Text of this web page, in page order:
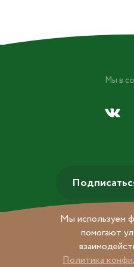
Мы используем
помогают
Политика
Мы в